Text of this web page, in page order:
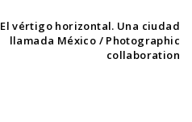
El vértigo horizontal. Una ciudad
llamada México / Photographic
collaboration